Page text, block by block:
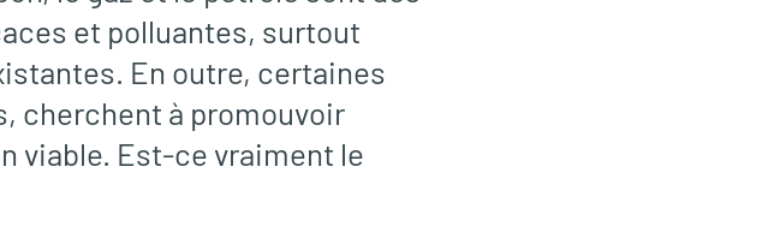
et polluantes, surtout
En outre, certaines
cherchent à promouvoir
viable. Est-ce vraiment le